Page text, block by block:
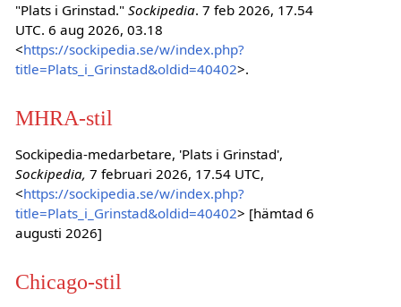
"Plats i Grinstad." Sockipedia. 7 feb 2026, 17.54
UTC. 6 aug 2026, 03.18
<https://sockipedia.se/w/index.php?
title=Plats_i_Grinstad&oldid=40402>.
MHRA-stil
Sockipedia-medarbetare, 'Plats i Grinstad',
Sockipedia, 7 februari 2026, 17.54 UTC,
<https://sockipedia.se/w/index.php?
title=Plats_i_Grinstad&oldid=40402> [hämtad 6
augusti 2026]
Chicago-stil